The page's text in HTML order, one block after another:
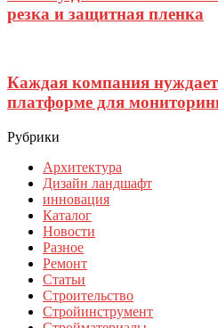
резка и защитная пленка
Каждая компания
платформе для
Рубрики
Архитектура
Дизайн ландшафт
инновация
Каталог
Новости
Разное
Ремонт
Статьи
Строительство
Стройинструмент